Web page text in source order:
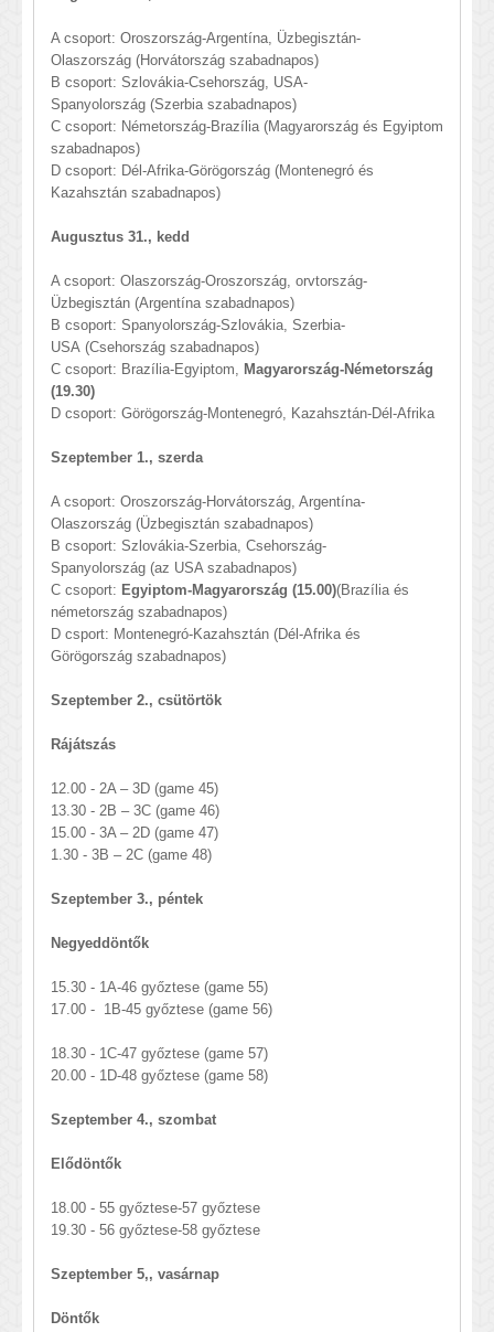
A csoport: Oroszország-Argentína, Üzbegisztán-
Olaszország (Horvátország szabadnapos)
B csoport: Szlovákia-Csehország, USA-
Spanyolország (Szerbia szabadnapos)
C csoport: Németország-Brazília (Magyarország és Egyiptom
szabadnapos)
D csoport: Dél-Afrika-Görögország (Montenegró és
Kazahsztán szabadnapos)
Augusztus 31., kedd
A csoport: Olaszország-Oroszország, orvtország-
Üzbegisztán (Argentína szabadnapos)
B csoport: Spanyolország-Szlovákia, Szerbia-
USA (Csehország szabadnapos)
C csoport: Brazília-Egyiptom,
Magyarország-Németország
(19.30)
D csoport: Görögország-Montenegró, Kazahsztán-Dél-Afrika
Szeptember 1., szerda
A csoport: Oroszország-Horvátország, Argentína-
Olaszország (Üzbegisztán szabadnapos)
B csoport: Szlovákia-Szerbia, Csehország-
Spanyolország (az USA szabadnapos)
C csoport: Egyiptom-Magyarország (15.00)(Brazília és
németország szabadnapos)
D csport: Montenegró-Kazahsztán (Dél-Afrika és
Görögország szabadnapos)
Szeptember 2., csütörtök
Rájátszás
12.00 - 2A – 3D (game 45)
13.30 - 2B – 3C (game 46)
15.00 - 3A – 2D (game 47)
1.30 - 3B – 2C (game 48)
Szeptember 3., péntek
Negyeddöntők
15.30 - 1A-46 győztese (game 55)
17.00 - 1B-45 győztese (game 56)
18.30 - 1C-47 győztese (game 57)
20.00 - 1D-48 győztese (game 58)
Szeptember 4., szombat
Elődöntők
18.00 - 55 győztese-57 győztese
19.30 - 56 győztese-58 győztese
Szeptember 5,, vasárnap
Döntők